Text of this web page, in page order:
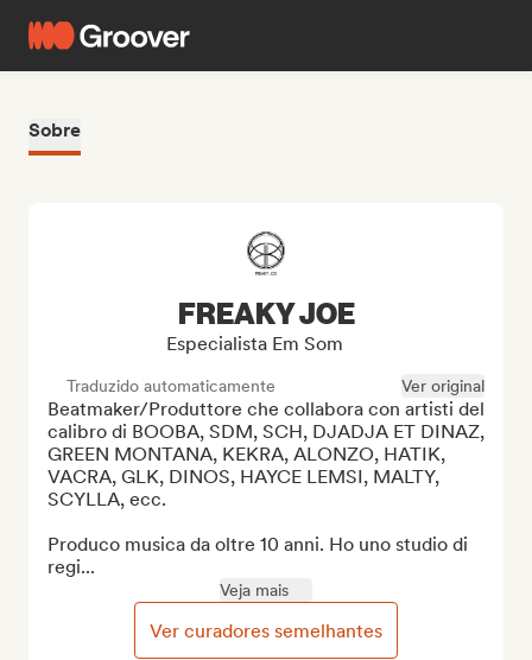
Sobre
FREAKY JOE
Especialista Em Som
Traduzido automaticamente Ver original
Beatmaker/Produttore che collabora con artisti del
calibro di BOOBA, SDM, SCH, DJADJA ET DINAZ,
GREEN MONTANA, KEKRA, ALONZO, HATIK,
VACRA, GLK, DINOS, HAYCE LEMSI, MALTY,
SCYLLA, ecc.
Produco musica da oltre 10 anni. Ho uno studio di
regi...
Veja mais
Ver curadores semelhantes